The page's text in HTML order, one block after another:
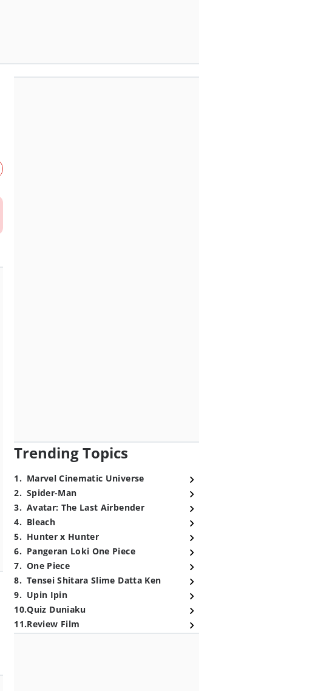
Trending Topics
1. Marvel Cinematic Universe
2. Spider-Man
3. Avatar: The Last Airbender
4. Bleach
5. Hunter x Hunter
6. Pangeran Loki One Piece
7. One Piece
8. Tensei Shitara Slime Datta Ken
9. Upin Ipin
10.Quiz Duniaku
11.Review Film